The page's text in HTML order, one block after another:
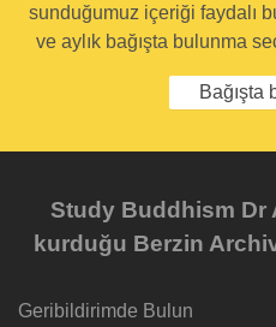
sunduğumuz içeriği faydalı
ve aylık bağışta bulunma
Bağışta
Study Buddhism Dr
kurduğu Berzin
Geribildirimde Bulun